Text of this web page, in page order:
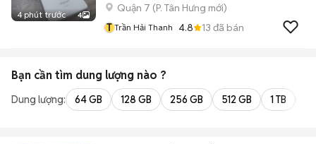
4 phút trước 4
Quận 7 (P. Tân Hưng mới)
T Trần Hải Thanh 4.8 13 đã bán
Bạn cần tìm dung lượng nào ?
Dung lượng: 64 GB 128 GB 256 GB 512 GB 1 TB